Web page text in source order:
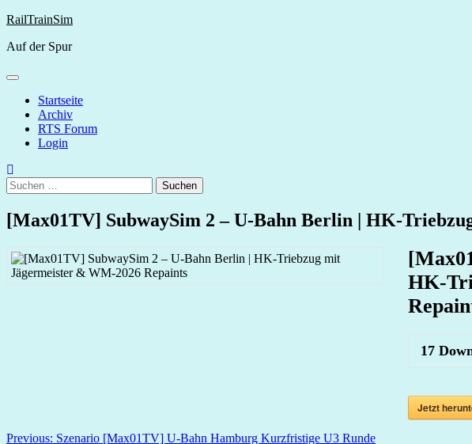
Skip
content
RailTrainSim
Auf der Spur
Startseite
Archiv
RTS Forum
Login
Suchen
nach:
[Max01TV] SubwaySim 2 – U‑Bahn Berlin |
17
Jetzt
Previous: Szenario [Max01TV] U-Bahn Hamburg Kurzfristige U3 Runde